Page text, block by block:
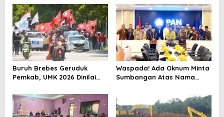
hingga Hari ke-10
Terbendung
Buruh Brebes Geruduk
Pemkab, UMK 2026 Dinilai
Waspada! Ada Oknum Minta
Sumbangan Atas Nama